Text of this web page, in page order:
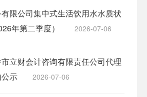
限公司集中式生活饮用水水质状
年第二季度）
2026-07-06
立财会计咨询有限责任公司代理
示
2026-07-06